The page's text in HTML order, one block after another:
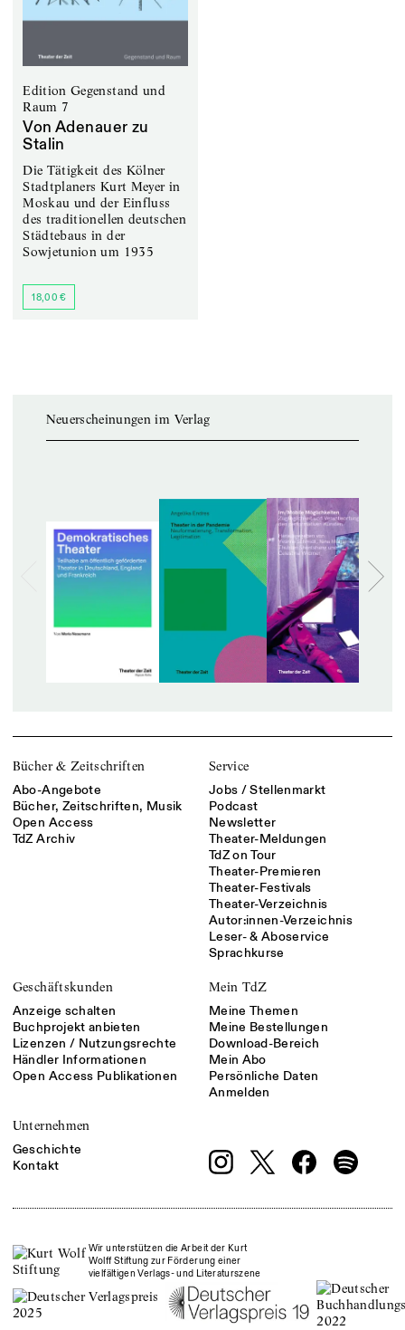
Edition Gegenstand und
Raum 7
Von Adenauer zu
Stalin
Die Tätigkeit des Kölner
Stadtplaners Kurt Meyer in
Moskau und der Einfluss
des traditionellen deutschen
Städtebaus in der
Sowjetunion um 1935
18,00 €
Neuerscheinungen im Verlag
Bücher & Zeitschriften
Abo-Angebote
Bücher, Zeitschriften, Musik
Open Access
TdZ Archiv
Service
Jobs / Stellenmarkt
Podcast
Newsletter
Theater-Meldungen
TdZ on Tour
Theater-Premieren
Theater-Festivals
Theater-Verzeichnis
Autor:innen-Verzeichnis
Leser- & Aboservice
Sprachkurse
Geschäftskunden
Anzeige schalten
Buchprojekt anbieten
Lizenzen / Nutzungsrechte
Händler Informationen
Open Access Publikationen
Mein TdZ
Meine Themen
Meine Bestellungen
Download-Bereich
Mein Abo
Persönliche Daten
Anmelden
Unternehmen
Geschichte
Kontakt
Wir unterstützen die Arbeit der Kurt
Wolff Stiftung zur Förderung einer
vielfältigen Verlags- und Literaturszene